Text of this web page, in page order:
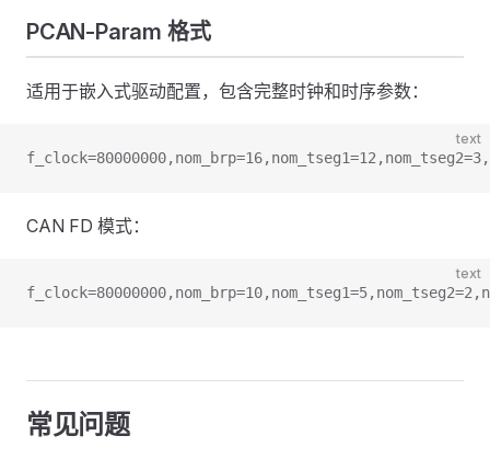
PCAN-Param 格式
适用于嵌入式驱动配置，包含完整时钟和时序参数：
text
CAN FD 模式：
text
常见问题